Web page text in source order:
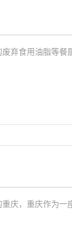
弃食用油脂等
庆，重庆作为